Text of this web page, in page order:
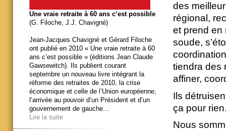
des
régional,
et prend en
soude,
tiendra des
affiner,
Ils
ça pour
Nous
Une vraie retraite à 60 ans c‘est possible
(G. Filoche, J.J. Chavigné)
Jean-Jacques Chavigné et Gérard Filoche
ont publié en 2010 « Une vraie retraite à 60
ans c’est possible » (éditions Jean Claude
Gawsewitch). Ils publient courant
septembre un nouveau livre intégrant la
réforme des retraites de 2010, la crise
économique et celle de l’Union européenne,
l’arrivée au pouvoir d’un Président et d’un
gouvernement de gauche…
Lire la suite